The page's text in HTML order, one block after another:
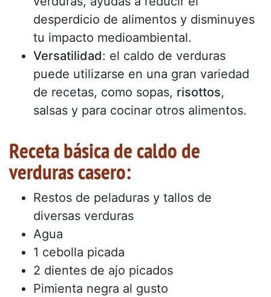
desperdicio de alimentos y disminuyes
tu impacto medioambiental.
Versatilidad: el caldo de verduras
puede utilizarse en una gran variedad
de recetas, como sopas, risottos,
salsas y para cocinar otros alimentos.
Receta básica de caldo de
verduras casero:
Restos de peladuras y tallos de
diversas verduras
Agua
1 cebolla picada
2 dientes de ajo picados
Pimienta negra al gusto